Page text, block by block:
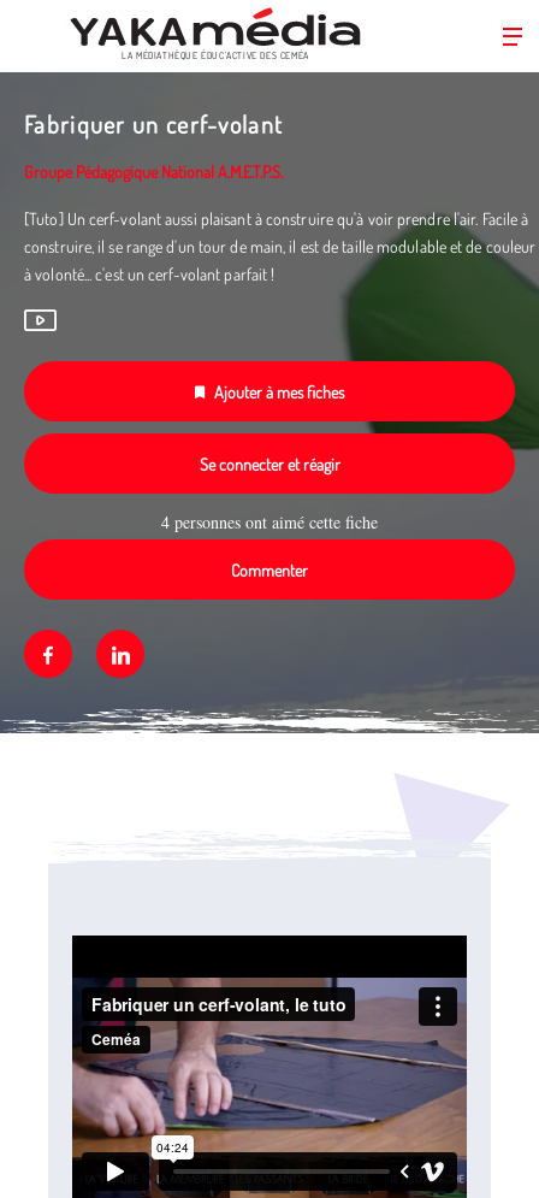
principal
LA MÉDIATHÈQUE ÉDUC’ACTIVE DES CEMÉA
Fabriquer un cerf-volant
Groupe Pédagogique National A.M.E.T.P.S.
[Tuto] Un cerf-volant aussi plaisant à construire qu'à voir prendre l'air. Facile à
construire, il se range d'un tour de main, il est de taille modulable et de couleur
à volonté... c'est un cerf-volant parfait !
Ajouter à mes fiches
Se connecter et réagir
4 personnes ont aimé cette fiche
Commenter
FacebookLinkedin